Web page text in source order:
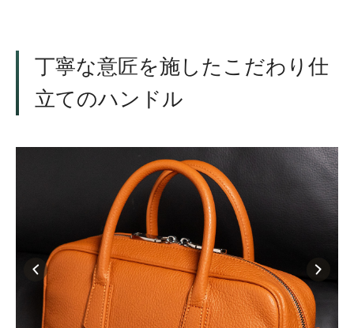
丁寧な意匠を施したこだわり仕
立てのハンドル